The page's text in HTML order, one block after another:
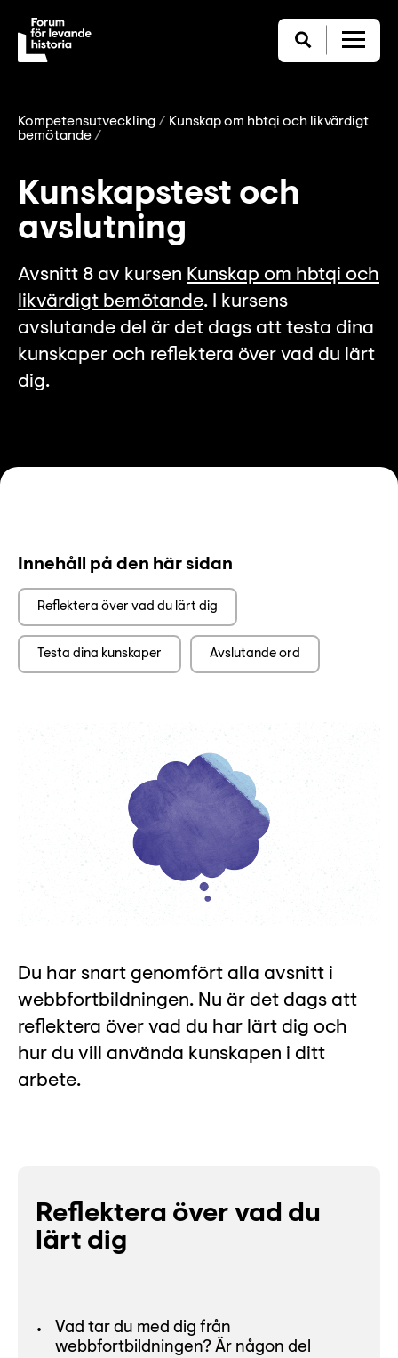
English
Kompetensutveckling
Kunskap om hbtqi och likvärdigt
bemötande
Kunskapstest och
avslutning
Avsnitt 8 av kursen Kunskap om hbtqi och
likvärdigt bemötande. I kursens
avslutande del är det dags att testa dina
kunskaper och reflektera över vad du lärt
dig.
Innehåll på den här sidan
Reflektera över vad du lärt dig
Testa dina kunskaper Avslutande ord
Du har snart genomfört alla avsnitt i
webbfortbildningen. Nu är det dags att
reflektera över vad du har lärt dig och
hur du vill använda kunskapen i ditt
arbete.
Reflektera över vad du
lärt dig
Vad tar du med dig från
webbfortbildningen? Är någon del